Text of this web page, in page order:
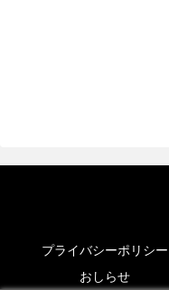
プライバシーポリシー
おしらせ